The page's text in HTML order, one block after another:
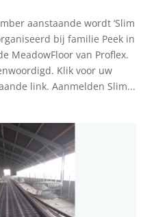
aanstaande wordt ‘Slim
bij familie Peek in
MeadowFloor van Proflex.
Klik voor uw
link. Aanmelden Slim...